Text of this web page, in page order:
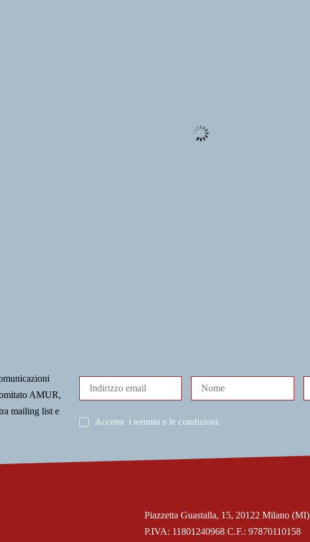
AMUR,
mailing list e
Accetto i termini e le condizioni.
P.IVA: 11801240968 C.F.: 97870110158
Piazzetta Guastalla, 15, 20122 Milano (MI)